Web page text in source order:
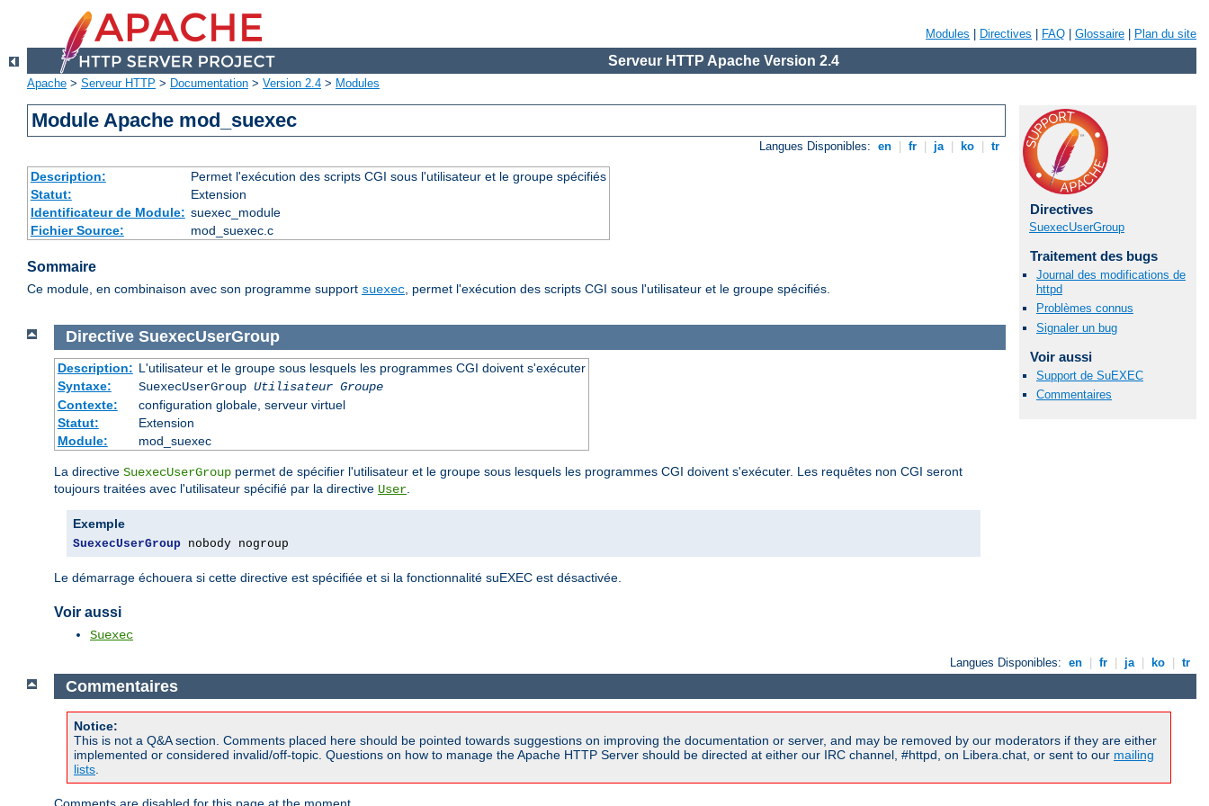
Modules Directives FAQ Glossaire Plan du site
Serveur HTTP Apache Version 2.4
Apache > Serveur HTTP > Documentation > Version 2.4 > Modules
Module Apache mod_suexec
Langues Disponibles: en fr ja ko tr
Description:
Permet l'exécution des scripts CGI sous l'utilisateur et le groupe spécifiés
Statut:
Extension
Identificateur de Module: suexec_module
Fichier Source:
mod_suexec.c
Sommaire
Ce module, en combinaison avec son programme support suexec, permet l'exécution des scripts CGI sous l'utilisateur et le groupe spécifiés.
Directives
SuexecUserGroup
Traitement des bugs
Journal des modifications de
httpd
Problèmes connus
Signaler un bug
Voir aussi
Support de SuEXEC
Commentaires
Directive SuexecUserGroup
Description: L'utilisateur et le groupe sous lesquels les programmes CGI doivent s'exécuter
Syntaxe:
SuexecUserGroup Utilisateur Groupe
Contexte:
configuration globale, serveur virtuel
Statut:
Extension
Module:
mod_suexec
La directive SuexecUserGroup permet de spécifier l'utilisateur et le groupe sous lesquels les programmes CGI doivent s'exécuter. Les requêtes non CGI seront
toujours traitées avec l'utilisateur spécifié par la directive User
Exemple
SuexecUserGroup nobody nogroup
Le démarrage échouera si cette directive est spécifiée et si la fonctionnalité suEXEC est désactivée.
Voir aussi
Suexec
Langues Disponibles: en fr ja ko tr
Commentaires
Notice:
This is not a Q&A section. Comments placed here should be pointed towards suggestions on improving the documentation or server, and may be removed by our moderators if they are either
implemented or considered invalid/off-topic. Questions on how to manage the Apache HTTP Server should be directed at either our IRC channel, #httpd, on Libera.chat, or sent to our mailing
lists.